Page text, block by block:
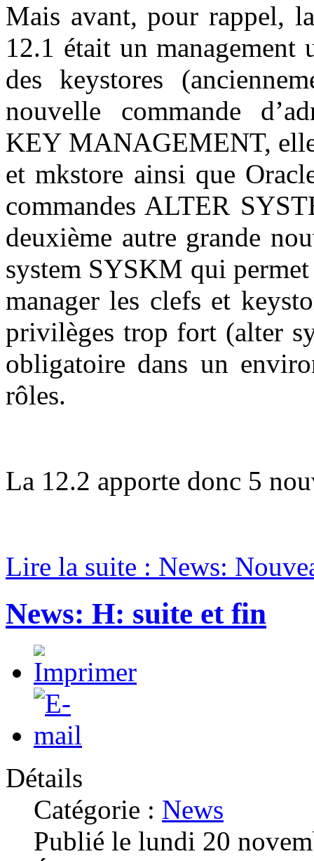
Mais avant, pour rappel,
12.1 était un
des keystores
nouvelle commande
KEY MANAGEMENT,
et mkstore ainsi que
commandes ALTER
deuxième autre grande
system SYSKM qui
manager les clefs et
privilèges trop fort (alter
obligatoire dans un
rôles.
La 12.2 apporte donc 5
Lire la suite : News:
News: H: suite et fin
Détails
Catégorie : News
Publié le lundi 20